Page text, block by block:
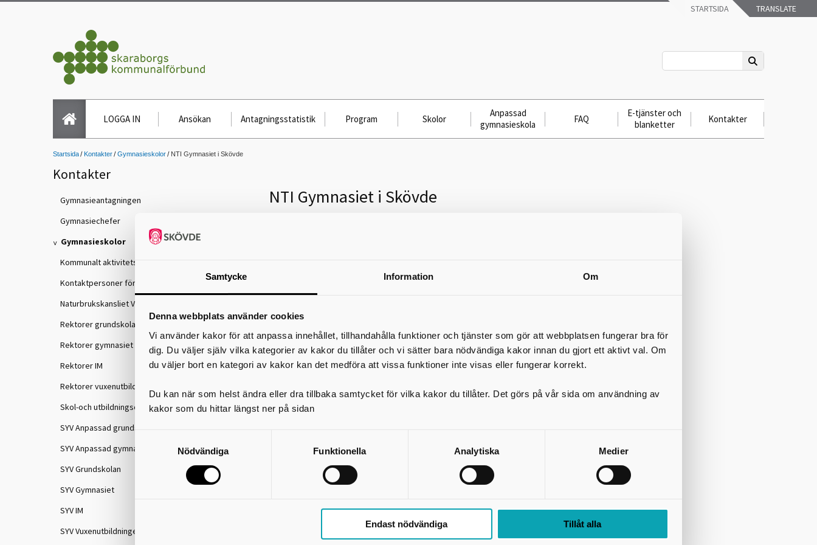
Samtycke Information Om
Denna webbplats använder cookies
Vi använder kakor för att anpassa innehållet, tillhandahålla funktioner och tjänster som gör att webbplatsen fungerar bra för
dig. Du väljer själv vilka kategorier av kakor du tillåter och vi sätter bara nödvändiga kakor innan du gjort ett aktivt val. Om
du väljer bort en kategori av kakor kan det medföra att vissa funktioner inte visas eller fungerar korrekt.
Du kan när som helst ändra eller dra tillbaka samtycket för vilka kakor du tillåter. Det görs på vår sida om användning av
kakor som du hittar längst ner på sidan
Nödvändiga Funktionella Analytiska Medier
Endast nödvändiga Tillåt alla
STARTSIDA TRANSLATE
LOGGA IN Ansökan Antagningsstatistik Program Skolor
Anpassad
gymnasieskola
FAQ
E-tjänster och
blanketter
Kontakter
Startsida Kontakter Gymnasieskolor NTI Gymnasiet i Skövde
Kontakter
Gymnasieantagningen
Gymnasiechefer
Gymnasieskolor
Kommunalt aktivitetsansvar (KAA)
Kontaktpersoner för IKE
Naturbrukskansliet VGR
Rektorer grundskolan
Rektorer gymnasiet
Rektorer IM
Rektorer vuxenutbildningen
Skol-och utbildningschefer
SYV Anpassad grundskola
SYV Anpassad gymnasieskola
SYV Grundskolan
SYV Gymnasiet
SYV IM
SYV Vuxenutbildningen
NTI Gymnasiet i Skövde
*Ditt namn
*Ämne
*Meddelande